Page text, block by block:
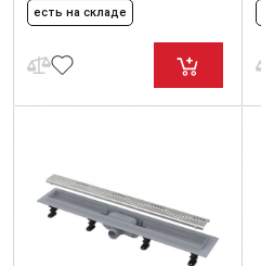
есть на складе